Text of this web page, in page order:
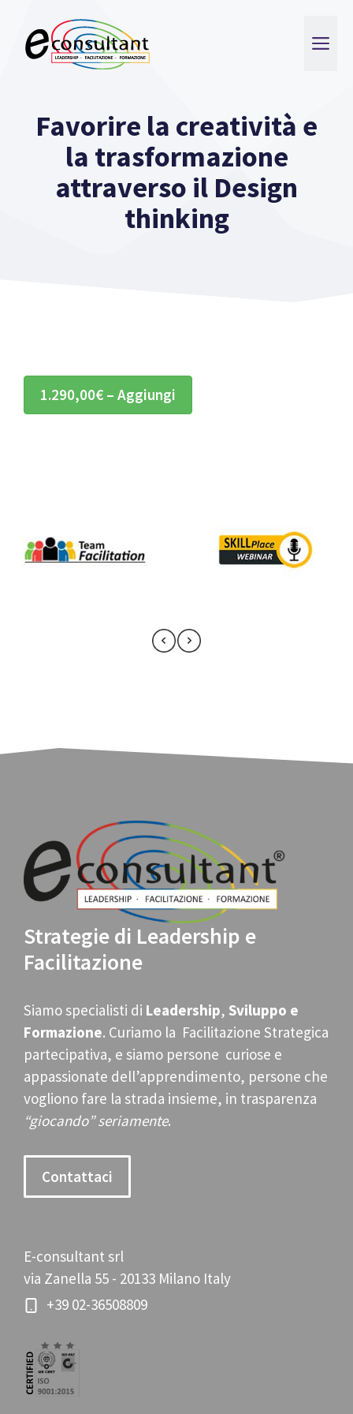
contenuto
Favorire la creatività e
la trasformazione
attraverso il Design
thinking
1.290,00€ – Aggiungi
Strategie di Leadership e
Facilitazione
Siamo specialisti di Leadership, Sviluppo e
Formazione. Curiamo la Facilitazione Strategica
partecipativa, e siamo persone curiose e
appassionate dell’apprendimento, persone che
vogliono fare la strada insieme, in trasparenza
“giocando” seriamente.
Contattaci
E-consultant srl
via Zanella 55 - 20133 Milano Italy
+39 02-36508809